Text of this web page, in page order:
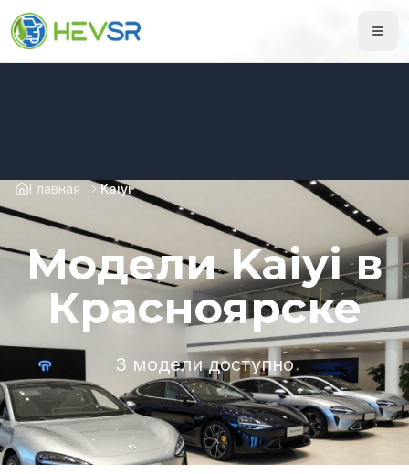
Главная Kaiyi
Модели Kaiyi в
Красноярске
3 модели доступно